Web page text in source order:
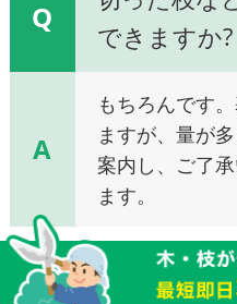
Q
できますか?
A
もちろんです
ますが、量が
案内し、ご了
ます。